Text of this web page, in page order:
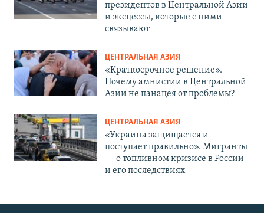
президентов в Центральной Азии
и эксцессы, которые с ними
связывают
ЦЕНТРАЛЬНАЯ АЗИЯ
«Краткосрочное решение».
Почему амнистии в Центральной
Азии не панацея от проблемы?
ЦЕНТРАЛЬНАЯ АЗИЯ
«Украина защищается и
поступает правильно». Мигранты
— о топливном кризисе в России
и его последствиях